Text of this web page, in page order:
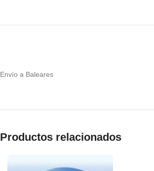
Envío a Baleares
Productos relacionados